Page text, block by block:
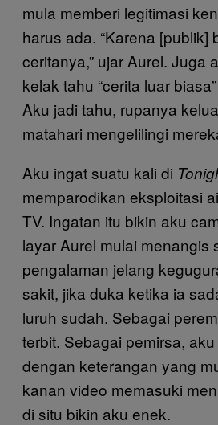
mula memberi legitimasi
harus ada. “Karena [publik]
ceritanya,” ujar Aurel. Juga
kelak tahu “cerita luar
Aku jadi tahu, rupanya
matahari mengelilingi
Aku ingat suatu kali di
memparodikan eksploitasi
TV. Ingatan itu bikin aku
layar Aurel mulai menangis
pengalaman jelang
sakit, jika duka ketika ia
luruh sudah. Sebagai
terbit. Sebagai pemirsa,
dengan keterangan yang
kanan video memasuki
di situ bikin aku enek.